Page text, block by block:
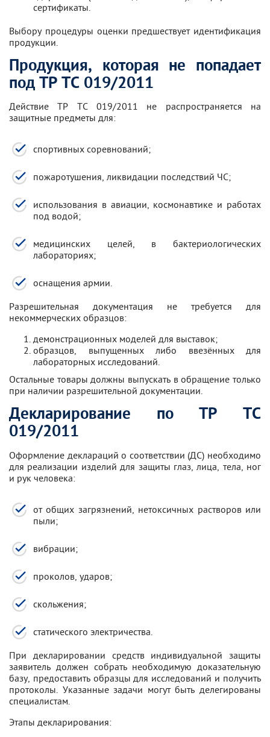
сертификаты.
Выбору процедуры оценки предшествует идентификация
продукции.
Продукция, которая не попадает
под ТР ТС 019/2011
Действие ТР ТС 019/2011 не распространяется на
защитные предметы для:
спортивных соревнований;
пожаротушения, ликвидации последствий ЧС;
использования в авиации, космонавтике и работах
под водой;
медицинских целей, в бактериологических
лабораториях;
оснащения армии.
Разрешительная документация не требуется для
некоммерческих образцов:
демонстрационных моделей для выставок;
образцов, выпущенных либо ввезённых для
лабораторных исследований.
Остальные товары должны выпускать в обращение только
при наличии разрешительной документации.
Декларирование по ТР ТС
019/2011
Оформление деклараций о соответствии (ДС) необходимо
для реализации изделий для защиты глаз, лица, тела, ног
и рук человека:
от общих загрязнений, нетоксичных растворов или
пыли;
вибрации;
проколов, ударов;
скольжения;
статического электричества.
При декларировании средств индивидуальной защиты
заявитель должен собрать необходимую доказательную
базу, предоставить образцы для исследований и получить
протоколы. Указанные задачи могут быть делегированы
специалистам.
Этапы декларирования: